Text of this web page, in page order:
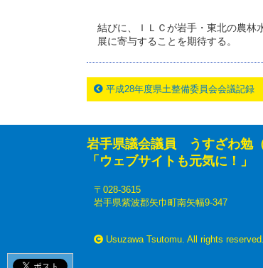
結びに、ＩＬＣが岩手・東北の農林
展に寄与することを期待する。
平成28年度県土整備委員会会議記録
岩手県議会議員 うすざわ勉（
「ウェブサイトも元気に！」
〒028-3615
岩手県紫波郡矢巾町南矢幅9-347
Usuzawa Tsutomu. All rights reserved.